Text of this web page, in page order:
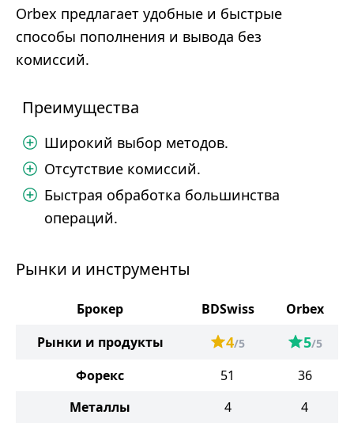
Orbex предлагает удобные и быстрые
способы пополнения и вывода без
комиссий.
Преимущества
Широкий выбор методов.
Отсутствие комиссий.
Быстрая обработка большинства
операций.
Рынки и инструменты
Брокер BDSwiss
Orbex
Рынки и продукты
4/5 5/5
Форекс 51
36
Металлы
4
4